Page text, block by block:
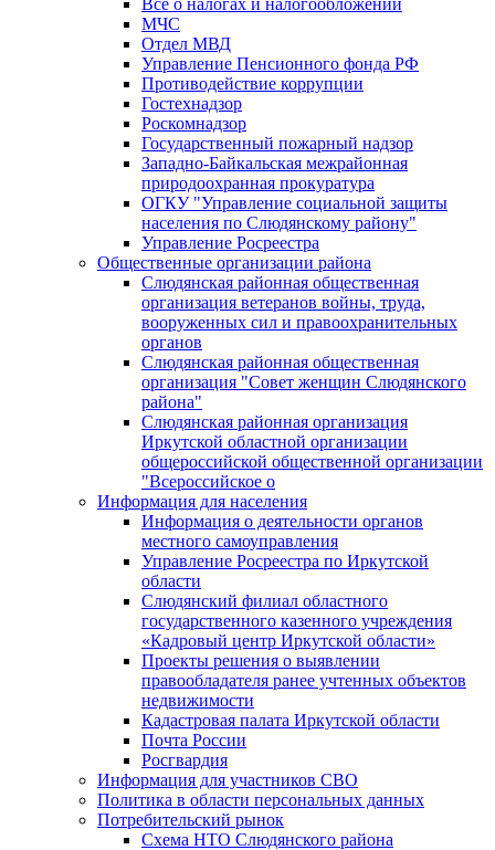
Все о налогах и налогообложении
МЧС
Отдел МВД
Управление Пенсионного фонда РФ
Противодействие коррупции
Гостехнадзор
Роскомнадзор
Государственный пожарный надзор
Западно-Байкальская межрайонная
природоохранная прокуратура
ОГКУ "Управление социальной защиты
населения по Слюдянскому району"
Управление Росреестра
Общественные организации района
Слюдянская районная общественная
организация ветеранов войны, труда,
вооруженных сил и правоохранительных
органов
Слюдянская районная общественная
организация "Совет женщин Слюдянского
района"
Слюдянская районная организация
Иркутской областной организации
общероссийской общественной организации
"Всероссийское о
Информация для населения
Информация о деятельности органов
местного самоуправления
Управление Росреестра по Иркутской
области
Слюдянский филиал областного
государственного казенного учреждения
«Кадровый центр Иркутской области»
Проекты решения о выявлении
правообладателя ранее учтенных объектов
недвижимости
Кадастровая палата Иркутской области
Почта России
Росгвардия
Информация для участников СВО
Политика в области персональных данных
Потребительский рынок
Схема НТО Слюдянского района